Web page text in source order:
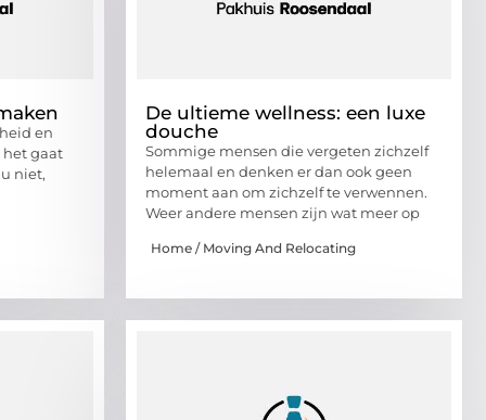
en
het gaat
niet,
De ultieme wellness: een luxe
douche
Sommige mensen die vergeten zichzelf
helemaal en denken er dan ook geen
moment aan om zichzelf te verwennen.
Weer andere mensen zijn wat meer op
Home / Moving And Relocating